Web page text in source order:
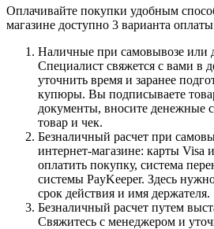
Оплачивайте покупки удобным
магазине доступно 3 варианта
Наличные при самовывозе или
Специалист свяжется с вами в
уточнить время и заранее
купюры. Вы подписываете
документы, вносите денежные
товар и чек.
Безналичный расчет при
интернет-магазине: карты Visa
оплатить покупку, система
системы PayKeeper. Здесь
срок действия и имя держателя.
Безналичный расчет путем
Свяжитесь с менеджером и